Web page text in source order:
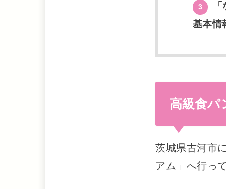
3
基本情
高級食パ
茨城県古河市
アム」へ行っ